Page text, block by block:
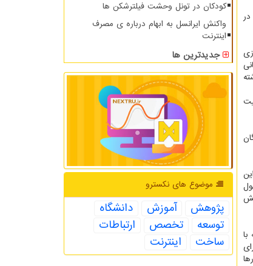
کودکان در تونل وحشت فیلترشکن ها
واکنش ایرانسل به ابهام درباره ی مصرف
اینترنت
جدیدترین ها
موضوع های نكسترو
پژوهش آموزش
دانشگاه
توسعه
تخصص
ارتباطات
ساخت
اینترنت